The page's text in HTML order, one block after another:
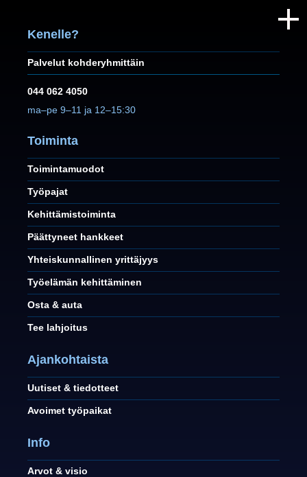
Kenelle?
Palvelut kohderyhmittäin
044 062 4050
ma–pe 9–11 ja 12–15:30
Toiminta
Toimintamuodot
Työpajat
Kehittämistoiminta
Päättyneet hankkeet
Yhteiskunnallinen yrittäjyys
Työelämän kehittäminen
Osta & auta
Tee lahjoitus
Ajankohtaista
Uutiset & tiedotteet
Avoimet työpaikat
Info
Arvot & visio